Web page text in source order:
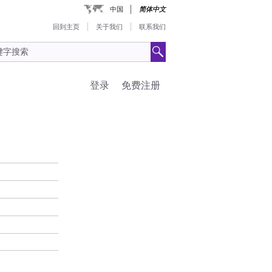
中国 简体中文
回到主页 关于我们 联系我们
免费注册
登录